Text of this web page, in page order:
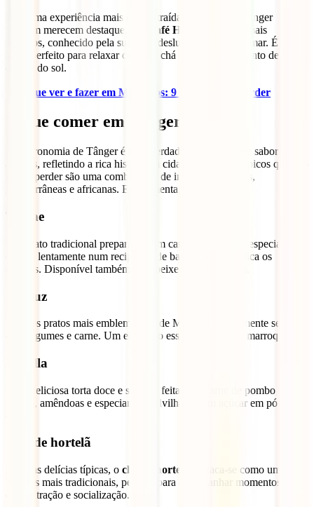
Para uma experiência mais descontraída, os cafés em Tânger
também merecem destaque. O
“Café Hafa”
é um dos mais
icónicos, conhecido pela sua vista deslumbrante para o mar. É o
lugar perfeito para relaxar com um chá de hortelã enquanto desfrutas
do pôr do sol.
O que ver e fazer em Marrocos: 9 coisas a não perder
O que comer em Tânger
A gastronomia de Tânger é uma verdadeira explosão de sabores e
aromas, refletindo a rica história da cidade. Os pratos típicos que não
podes perder são uma combinação de influências árabes,
mediterrâneas e africanas. Experimenta:
Tagine
Um prato tradicional preparado com carnes, legumes e especiarias,
cozido lentamente num recipiente de barro que intensifica os
sabores. Disponível também com peixe ou vegetariano.
Cuscuz
Um dos pratos mais emblemáticos de Marrocos, geralmente servido
com legumes e carne. Um elemento essencial da mesa marroquina.
Pastilla
Uma deliciosa torta doce e salgada feita com carne de pombo ou
frango, amêndoas e especiarias, polvilhada com açúcar em pó e
Chá de hortelã
Entre as delícias típicas, o chá de hortelã
destaca-se como uma das
bebidas mais tradicionais, perfeita para acompanhar momentos de
descontração e socialização.